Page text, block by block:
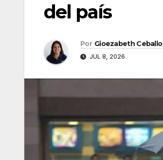
del país
Por Gioezabeth Ceballo
JUL 8, 2026